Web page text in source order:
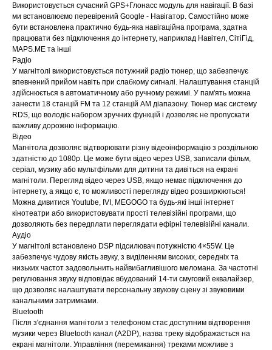
Використовується сучасний GPS+Глонасс модуль для навігації. В базі
ми встановлюємо перевірений Google - Навігатор. Самостійно може
бути встановлена практично будь-яка навігаційна програма, здатна
працювати без підключення до інтернету, наприклад Навітел, СітіГід,
MAPS.ME та інші
Радіо
У магнітолі використовується потужний радіо тюнер, що забезпечує
впевнений прийом навіть при слабкому сигналі. Налаштування станцій
здійснюється в автоматичному або ручному режимі. У пам'ять можна
занести 18 станцій FM та 12 станцій AM діапазону. Тюнер має систему
RDS, що володіє набором зручних функцій і дозволяє не пропускати
важливу дорожню інформацію.
Відео
Магнітола дозволяє відтворювати різну відеоінформацію з роздільною
здатністю до 1080р. Це може бути відео через USB, записали фільм,
серіал, музику або мультфільми для дитини та дивіться на екрані
магнітоли. Перегляд відео через USB, якщо немає підключення до
інтернету, а якщо є, то можливості перегляду відео розширюються!
Можна дивитися Youtube, IVI, MEGOGO та будь-які інші інтернет
кінотеатри або використовувати прості телевізійні програми, що
дозволяють без передплати переглядати ефірні телевізійні канали.
Аудіо
У магнітолі встановлено DSP підсилювач потужністю 4×55W. Це
забезпечує чудову якість звуку, з виділенням високих, середніх та
низьких частот задовольнить найвибагливішого меломана. За частотні
регулювання звуку відповідає вбудований 14-ти смуговий еквалайзер,
що дозволяє налаштувати персональну звукову сцену зі звуковими
канальними затримками.
Bluetooth
Після з'єднання магнітоли з телефоном стає доступним відтворення
музики через Bluetooth канал (A2DP), назва треку відображається на
екрані магнітоли. Управління (перемикання) треками можливе з